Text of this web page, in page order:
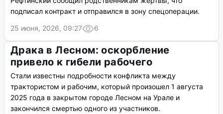
подписал контракт и отправился в зону спецоперации.
25 июня, 2026, 09:27
6
Драка в Лесном: оскорбление
привело к гибели рабочего
Стали известны подробности конфликта между
трактористом и рабочим, который произошел 1 августа
2025 года в закрытом городе Лесном на Урале и
закончился смертью одного из участников.